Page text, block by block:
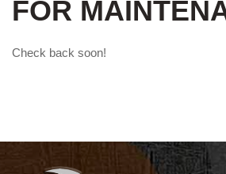
FOR
Check back soon!